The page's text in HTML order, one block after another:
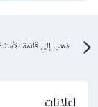
اذهب إلى قائمة الأسئلة